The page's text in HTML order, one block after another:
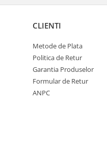
CLIENTI
Metode de Plata
Politica de Retur
Garantia Produselor
Formular de Retur
ANPC